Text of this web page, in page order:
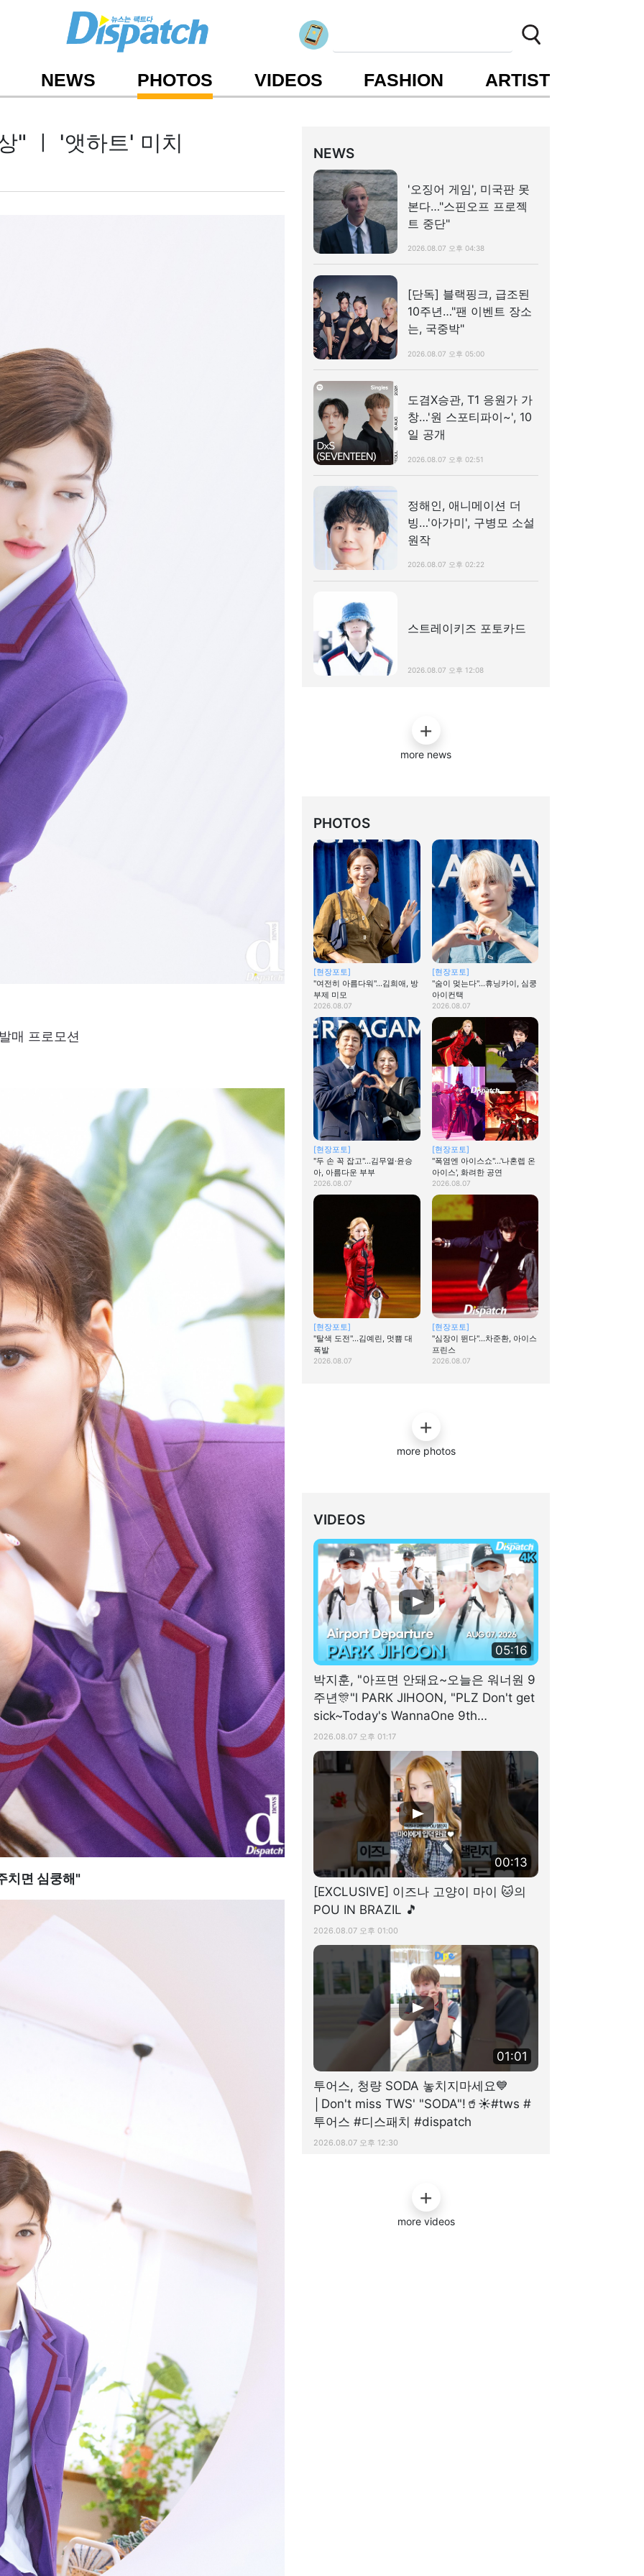
NEWS PHOTOS VIDEOS FASHION ARTIST
" ㅣ '앳하트' 미치
매 프로모션
치면 심쿵해"
NEWS
'오징어 게임', 미국판 못
본다…"스핀오프 프로젝
트 중단"
2026.08.07 오후 04:38
[단독] 블랙핑크, 급조된
10주년…"팬 이벤트 장소
는, 국중박"
2026.08.07 오후 05:00
도겸X승관, T1 응원가 가
창…'원 스포티파이~', 10
일 공개
2026.08.07 오후 02:51
정해인, 애니메이션 더
빙…'아가미', 구병모 소설
원작
2026.08.07 오후 02:22
스트레이키즈 포토카드
2026.08.07 오후 12:08
more news
PHOTOS
[현장포토]
"여전히 아름다워"…김희애, 방
부제 미모
2026.08.07
[현장포토]
"숨이 멎는다"…휴닝카이, 심쿵
아이컨택
2026.08.07
[현장포토]
"두 손 꼭 잡고"…김무열·윤승
아, 아름다운 부부
2026.08.07
[현장포토]
"폭염엔 아이스쇼"…'나혼렙 온
아이스', 화려한 공연
2026.08.07
[현장포토]
"탈색 도전"…김예린, 멋쁨 대
폭발
2026.08.07
[현장포토]
"심장이 뛴다"…차준환, 아이스
프린스
2026.08.07
more photos
VIDEOS
05:16
박지훈, "아프면 안돼요~오늘은 워너원 9
주년🎊"l PARK JIHOON, "PLZ Don't get
sick~Today's WannaOne 9th
Anniversary🎊"[공항]
2026.08.07 오후 01:17
00:13
[EXCLUSIVE] 이즈나 고양이 마이 🐱의
POU IN BRAZIL 🎵
2026.08.07 오후 01:00
01:01
투어스, 청량 SODA 놓치지마세요💙
│Don't miss TWS' "SODA"!🥤☀️#tws #
투어스 #디스패치 #dispatch
2026.08.07 오후 12:30
more videos